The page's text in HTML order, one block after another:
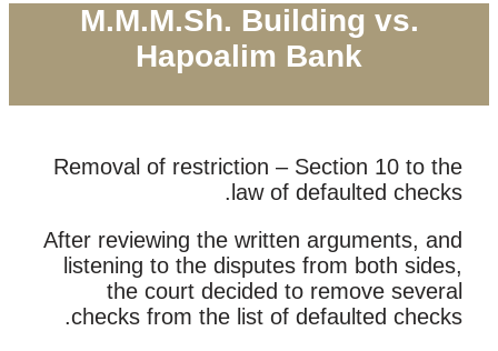
M.M.M.Sh. Building vs.
Hapoalim Bank
Removal of restriction – Section 10 to the
law of defaulted checks.
After reviewing the written arguments, and
listening to the disputes from both sides,
the court decided to remove several
checks from the list of defaulted checks.